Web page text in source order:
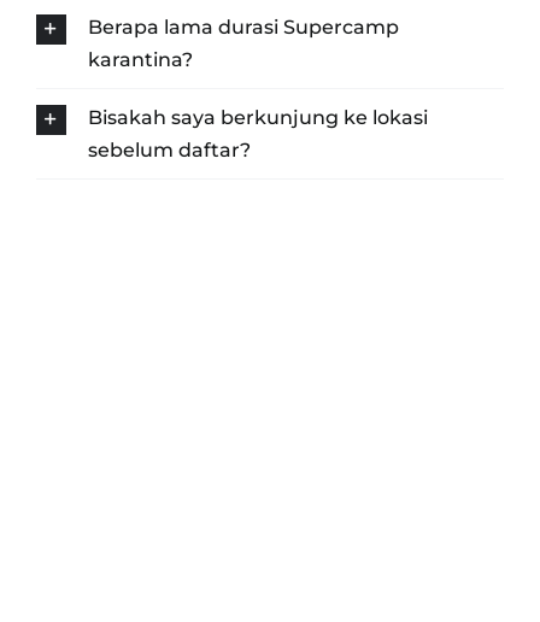
Berapa lama durasi Supercamp
karantina?
Bisakah saya berkunjung ke lokasi
sebelum daftar?